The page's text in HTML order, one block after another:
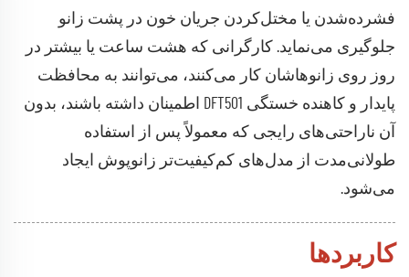
فشرده‌شدن یا مختل‌کردن جریان خون در پشت زانو
جلوگیری می‌نماید. کارگرانی که هشت ساعت یا بیشتر در
روز روی زانوهاشان کار می‌کنند، می‌توانند به محافظت
پایدار و کاهنده خستگی DFT501 اطمینان داشته باشند، بدون
آن ناراحتی‌های رایجی که معمولاً پس از استفاده
طولانی‌مدت از مدل‌های کم‌کیفیت‌تر زانوپوش ایجاد
می‌شود.
کاربردها